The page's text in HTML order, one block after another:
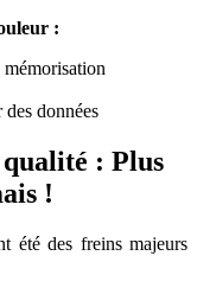
:
données
: Plus
!
été des freins majeurs